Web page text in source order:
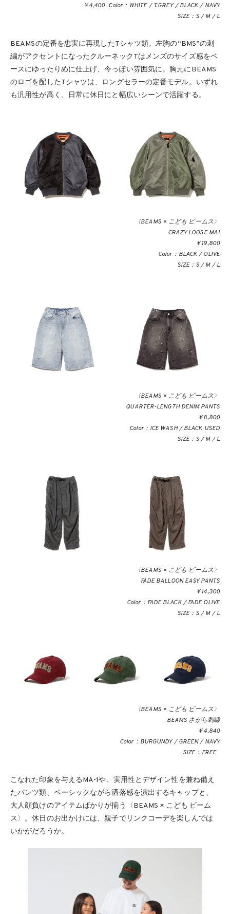
￥4,400 Color：WHITE / T.GREY / BLACK / NAVY
SIZE：S / M / L
BEAMSの定番を忠実に再現したTシャツ類。左胸の“BMS”の刺
繍がアクセントになったクルーネックTはメンズのサイズ感をベ
ースにゆったりめに仕上げ、今っぽい雰囲気に。胸元にBEAMS
のロゴを配したTシャツは、ロングセラーの定番モデル。いずれ
も汎用性が高く、日常に休日にと幅広いシーンで活躍する。
〈BEAMS × こども ビームス〉
CRAZY LOOSE MA1
￥19,800
Color：BLACK / OLIVE
SIZE：S / M / L
〈BEAMS × こども ビームス〉
QUARTER-LENGTH DENIM PANTS
￥8,800
Color：ICE WASH / BLACK USED
SIZE：S / M / L
〈BEAMS × こども ビームス〉
FADE BALLOON EASY PANTS
￥14,300
Color：FADE BLACK / FADE OLIVE
SIZE：S / M / L
〈BEAMS × こども ビームス〉
BEAMS さがら刺繍
￥4,840
Color：BURGUNDY / GREEN / NAVY
SIZE：FREE
こなれた印象を与えるMA-1や、実用性とデザイン性を兼ね備え
たパンツ類、ベーシックながら洒落感を演出するキャップと、
大人顔負けのアイテムばかりが揃う〈BEAMS × こども ビーム
ス〉。休日のお出かけには、親子でリンクコーデを楽しんでは
いかがだろうか。